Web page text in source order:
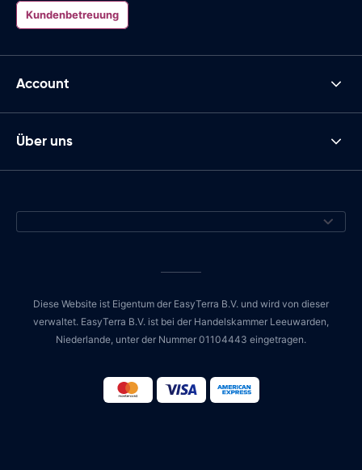
Kundenbetreuung
Account
Über uns
Diese Website ist Eigentum der EasyTerra B.V. und wird von dieser
verwaltet. EasyTerra B.V. ist bei der Handelskammer Leeuwarden,
Niederlande, unter der Nummer 01104443 eingetragen.